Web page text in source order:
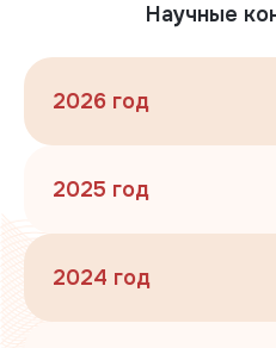
Научные
2026 год
2025 год
2024 год